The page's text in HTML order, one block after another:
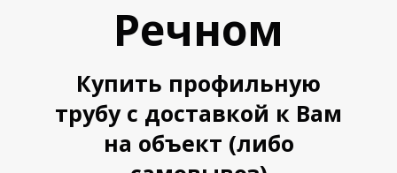
Речном
Купить профильную
трубу с доставкой к Вам
на объект (либо